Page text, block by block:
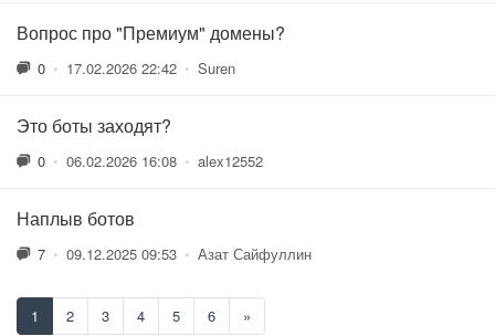
Вопрос про "Премиум" домены?
0 • 17.02.2026 22:42 • Suren
Это боты заходят?
0 • 06.02.2026 16:08 • alex12552
Наплыв ботов
7 • 09.12.2025 09:53 • Азат Сайфуллин
1 2 3 4 5 6 »